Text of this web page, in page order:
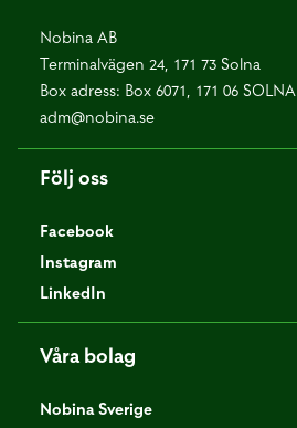
Nobina AB
Terminalvägen 24, 171 73 Solna
Box adress: Box 6071, 171 06 SOLNA
adm@nobina.se
Följ oss
Facebook
Instagram
LinkedIn
Våra bolag
Nobina Sverige